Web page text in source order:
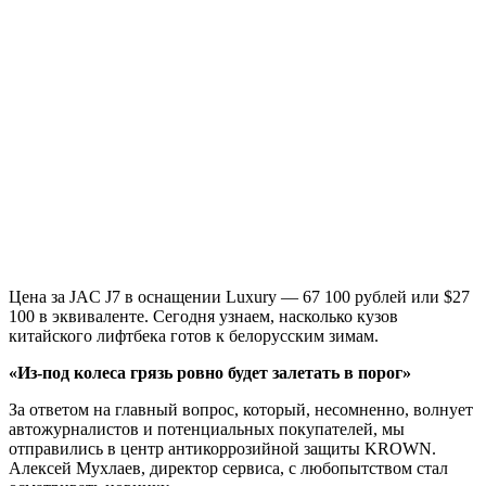
Цена за JAC J7 в оснащении Luxury — 67 100 рублей или $27
100 в эквиваленте. Сегодня узнаем, насколько кузов
китайского лифтбека готов к белорусским зимам.
«Из-под колеса грязь ровно будет залетать в порог»
За ответом на главный вопрос, который, несомненно, волнует
автожурналистов и потенциальных покупателей, мы
отправились в центр антикоррозийной защиты KROWN.
Алексей Мухлаев, директор сервиса, с любопытством стал